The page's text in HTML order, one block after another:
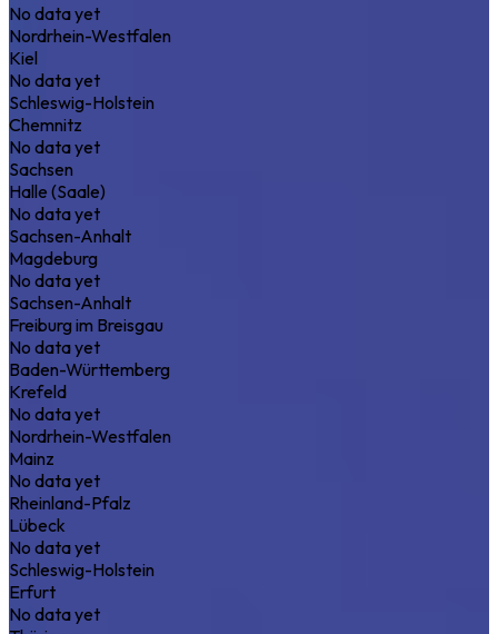
No data yet
Nordrhein-Westfalen
Kiel
No data yet
Schleswig-Holstein
Chemnitz
No data yet
Sachsen
Halle (Saale)
No data yet
Sachsen-Anhalt
Magdeburg
No data yet
Sachsen-Anhalt
Freiburg im Breisgau
No data yet
Baden-Württemberg
Krefeld
No data yet
Nordrhein-Westfalen
Mainz
No data yet
Rheinland-Pfalz
Lübeck
No data yet
Schleswig-Holstein
Erfurt
No data yet